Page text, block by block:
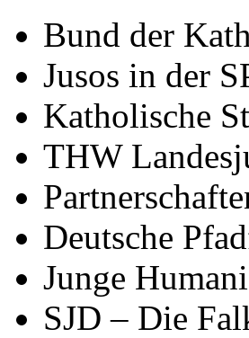
Bund der
Jusos in der
Katholische
THW
Deutsche
Junge
SJD – Die